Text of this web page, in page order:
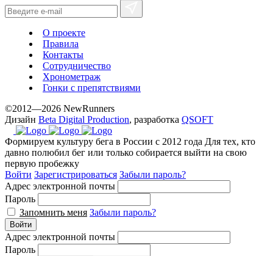
О проекте
Правила
Контакты
Сотрудничество
Хронометраж
Гонки с препятствиями
©2012—2026 NewRunners
Дизайн Beta Digital Production, разработка QSOFT
Формируем культуру бега в России с 2012 года Для тех, кто
давно полюбил бег или только собирается выйти на свою
первую пробежку
Войти Зарегистрироваться Забыли пароль?
Адрес электронной почты
Пароль
Запомнить меня Забыли пароль?
Войти
Адрес электронной почты
Пароль